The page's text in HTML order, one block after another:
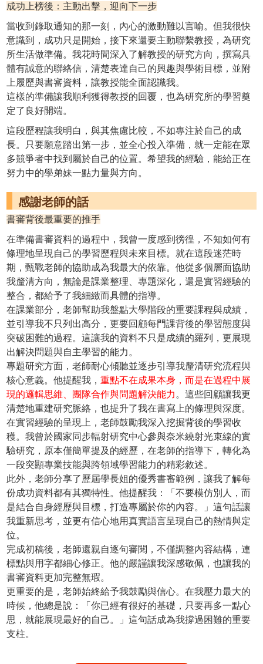
成功上榜後：主動出擊，迎向下一步
當收到錄取通知的那一刻，內心的激動難以言喻。但我很快
意識到，成功只是開始，接下來還要主動聯繫教授，為研究
所生活做準備。我花時間深入了解教授的研究方向，撰寫具
體有誠意的聯絡信，清楚表達自己的興趣與學術目標，並附
上履歷與書審資料，讓教授能全面認識我。
這樣的準備讓我順利獲得教授的回覆，也為研究所的學習奠
定了良好開端。
這段歷程讓我明白，與其焦慮比較，不如專注於自己的成
長。只要願意踏出第一步，並全心投入準備，就一定能在眾
多競爭者中找到屬於自己的位置。希望我的經驗，能給正在
努力中的學弟妹一點力量與方向。
感謝老師的話
書審背後最重要的推手
在準備書審資料的過程中，我曾一度感到徬徨，不知如何有
條理地呈現自己的學習歷程與未來目標。就在這段迷茫時
期，甄戰老師的協助成為我最大的依靠。他從多個層面協助
我釐清方向，無論是課業整理、專題深化，還是實習經驗的
整合，都給予了我細緻而具體的指導。
在課業部分，老師幫助我盤點大學階段的重要課程與成績，
並引導我不只列出高分，更要回顧每門課背後的學習態度與
突破困難的過程。這讓我的資料不只是成績的羅列，更展現
出解決問題與自主學習的能力。
專題研究方面，老師耐心傾聽並逐步引導我釐清研究流程與
核心意義。他提醒我，重點不在成果本身，而是在過程中展
現的邏輯思維、團隊合作與問題解決能力 。這些回顧讓我更
清楚地重建研究脈絡，也提升了我在書寫上的條理與深度。
在實習經驗的呈現上，老師鼓勵我深入挖掘背後的學習收
穫。我曾於國家同步輻射研究中心參與奈米繞射光束線的實
驗研究，原本僅簡單提及的經歷，在老師的指導下，轉化為
一段突顯專業技能與跨領域學習能力的精彩敘述。
此外，老師分享了歷屆學長姐的優秀書審範例，讓我了解每
份成功資料都有其獨特性。他提醒我：「不要模仿別人，而
是結合自身經歷與目標，打造專屬於你的內容。」這句話讓
我重新思考，並更有信心地用真實語言呈現自己的熱情與定
位。
完成初稿後，老師還親自逐句審閱，不僅調整內容結構，連
標點與用字都細心修正。他的嚴謹讓我深感敬佩，也讓我的
書審資料更加完整無瑕。
更重要的是，老師始終給予我鼓勵與信心。在我壓力最大的
時候，他總是說：「你已經有很好的基礎，只要再多一點心
思，就能展現最好的自己。」這句話成為我撐過困難的重要
支柱。